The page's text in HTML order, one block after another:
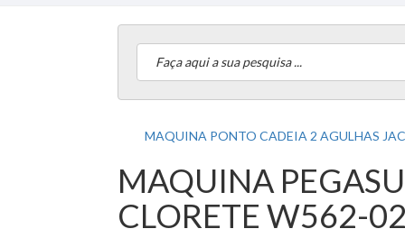
MAQUINA PONTO CADEIA 2 AGULHAS
MAQUINA
CLORETE W562-